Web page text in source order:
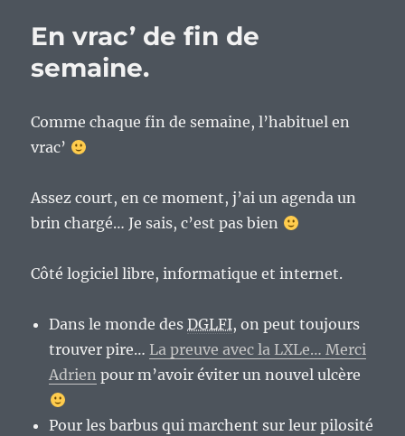
En vrac’ de fin de
semaine.
Comme chaque fin de semaine, l’habituel en
vrac’
Assez court, en ce moment, j’ai un agenda un
brin chargé… Je sais, c’est pas bien
Côté logiciel libre, informatique et internet.
Dans le monde desDGLFI, on peut toujours
trouver pire… La preuve avec la LXLe… Merci
Adrien pour m’avoir éviter un nouvel ulcère
Pour les barbus qui marchent sur leur pilosité